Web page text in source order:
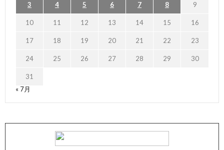
3 4 5 6 7 8 9
10 11 12 13 14 15 16
17 18 19 20 21 22 23
24 25 26 27 28 29 30
31
« 7月